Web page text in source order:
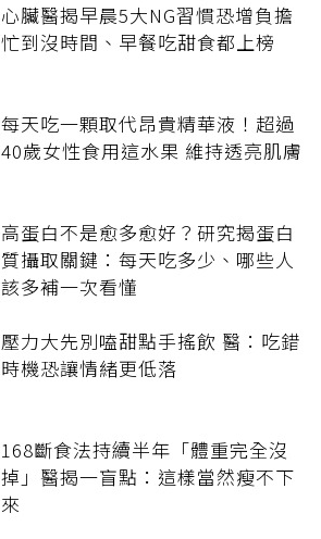
心臟醫揭早晨5大NG習慣恐增負擔
忙到沒時間、早餐吃甜食都上榜
每天吃一顆取代昂貴精華液！超過
40歲女性食用這水果 維持透亮肌膚
高蛋白不是愈多愈好？研究揭蛋白
質攝取關鍵：每天吃多少、哪些人
該多補一次看懂
壓力大先別嗑甜點手搖飲 醫：吃錯
時機恐讓情緒更低落
168斷食法持續半年「體重完全沒
掉」醫揭一盲點：這樣當然瘦不下
來